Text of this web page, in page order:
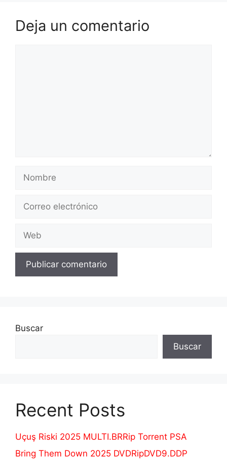
Deja un comentario
electrónico
Buscar
Buscar
Recent Posts
Uçuş Riski 2025 MULTI.BRRip Torrent PSA
Bring Them Down 2025 DVDRipDVD9.DDP